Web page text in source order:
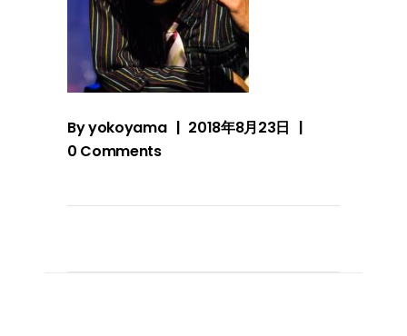
Byyokoyama
2018年8月23日
0 Comments